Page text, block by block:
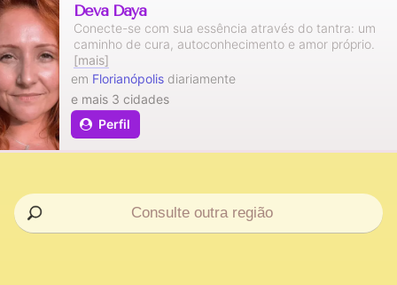
Deva Daya
Conecte-se com sua essência através do tantra: um
caminho de cura, autoconhecimento e amor próprio.
[mais]
Perfil
em Florianópolisdiariamente
e mais 3 cidades